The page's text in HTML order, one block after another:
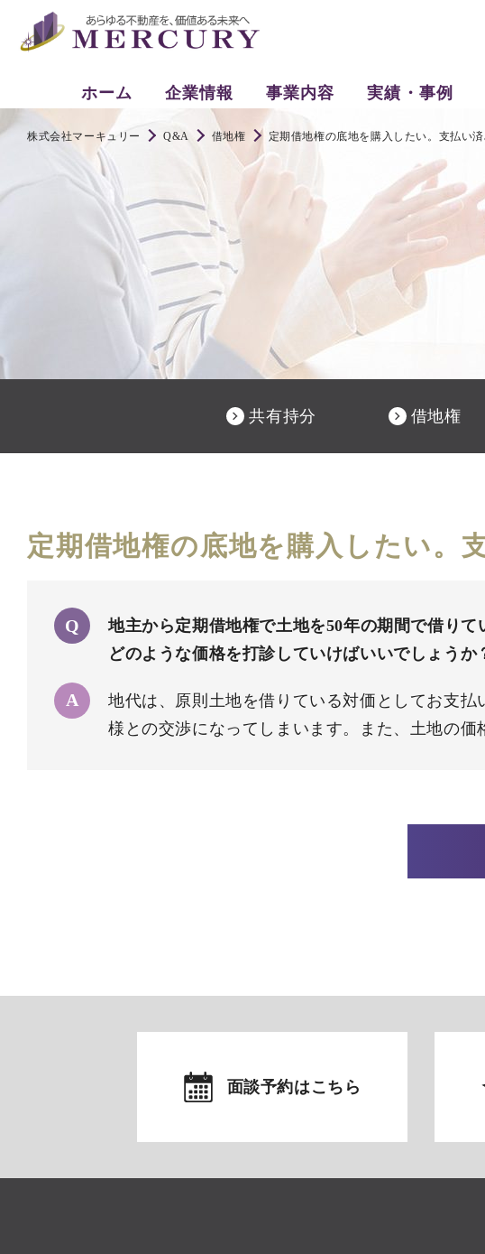
ホーム 企業情報 事業内容 実績・事例
株式会社マーキュリー Q&A 借地権 定期借地権の底地を購入したい。支払い済
共有持分 借地権
定期借地権の底地を購入したい。
地主から定期借地権で土地を50年の期間で借り
どのような価格を打診していけばいいでしょうか
地代は、原則土地を借りている対価としてお支
様との交渉になってしまいます。また、土地の
面談予約はこちら